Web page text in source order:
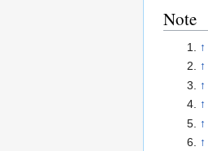
Note
↑
↑
↑
↑
↑
↑